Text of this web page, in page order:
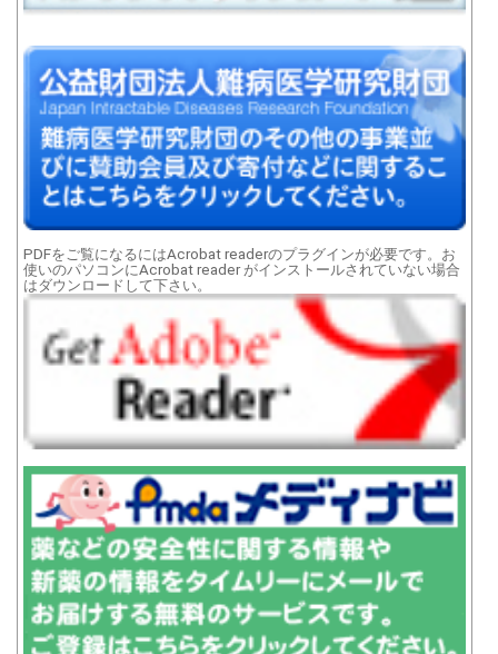
PDFをご覧になるにはAcrobat readerのプラグインが必要です。お
使いのパソコンにAcrobat reader がインストールされていない場合
はダウンロードして下さい。